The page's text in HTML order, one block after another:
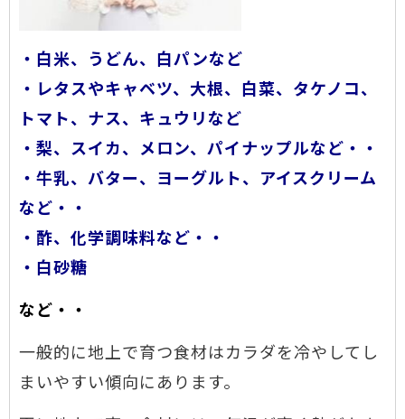
・白米、うどん、白パンなど
・レタスやキャベツ、大根、白菜、タケノコ、
トマト、ナス、キュウリなど
・梨、スイカ、メロン、パイナップルなど・・
・牛乳、バター、ヨーグルト、アイスクリーム
など・・
・酢、化学調味料など・・
・白砂糖
など・・
一般的に地上で育つ食材はカラダを冷やしてし
まいやすい傾向にあります。